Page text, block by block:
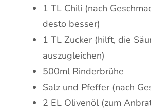
1 TL Chili (nach
desto besser)
1 TL Zucker (hilft, die
auszugleichen)
500ml Rinderbrühe
Salz und Pfeffer (nach
2 EL Olivenöl (zum